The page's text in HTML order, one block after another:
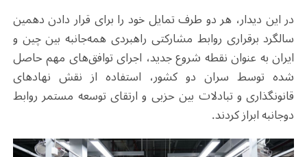
در این دیدار، هر دو طرف تمایل خود را برای قرار دادن دهمین
سالگرد برقراری روابط مشارکتی راهبردی همه‌جانبه بین چین و
ایران به عنوان نقطه شروع جدید، اجرای توافق‌های مهم حاصل
شده توسط سران دو کشور، استفاده از نقش نهادهای
قانونگذاری و تبادلات بین حزبی و ارتقای توسعه مستمر روابط
دوجانبه ابراز کردند.